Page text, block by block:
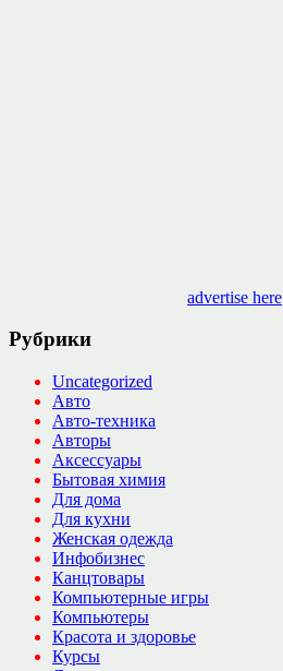
advertise here
Рубрики
Uncategorized
Авто
Авто-техника
Авторы
Аксессуары
Бытовая химия
Для дома
Для кухни
Женская одежда
Инфобизнес
Канцтовары
Компьютерные игры
Компьютеры
Красота и здоровье
Курсы